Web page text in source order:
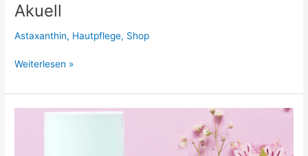
Astaxanthin
und
Gesundheit
1997
Akuell
Astaxanthin, Hautpflege, Shop
Akuell
Weiterlesen »